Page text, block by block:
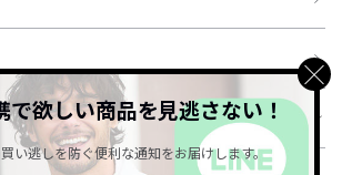
で欲しい商品を見逃さない！
い逃しを防ぐ便利な通知をお届けします。